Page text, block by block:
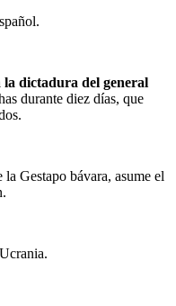
dictadura del general
durante diez días, que
la Gestapo bávara, asume el